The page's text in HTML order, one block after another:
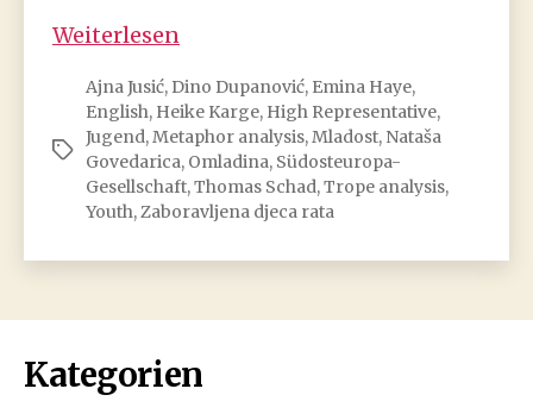
Weiterlesen
truth
and
fiction
Schlagwörter
Ajna Jusić, Dino Dupanović, Emina Haye,
English, Heike Karge, High Representative,
Jugend,Metaphor analysis,Mladost, Nataša
Govedarica, Omladina, Südosteuropa-
Gesellschaft,Thomas Schad,Trope analysis,
Youth,Zaboravljena djeca rata
Kategorien